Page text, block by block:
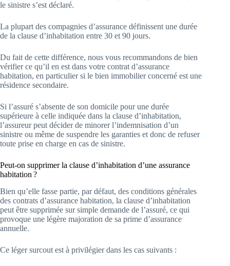
le sinistre s’est déclaré.
La plupart des compagnies d’assurance définissent une durée
de la clause d’inhabitation entre 30 et 90 jours.
Du fait de cette différence, nous vous recommandons de bien
vérifier ce qu’il en est dans votre contrat d’assurance
habitation, en particulier si le bien immobilier concerné est une
résidence secondaire.
Si l’assuré s’absente de son domicile pour une durée
supérieure à celle indiquée dans la clause d’inhabitation,
l’assureur peut décider de minorer l’indemnisation d’un
sinistre ou même de suspendre les garanties et donc de refuser
toute prise en charge en cas de sinistre.
Peut-on supprimer la clause d’inhabitation d’une assurance
habitation ?
Bien qu’elle fasse partie, par défaut, des conditions générales
des contrats d’assurance habitation, la clause d’inhabitation
peut être supprimée sur simple demande de l’assuré, ce qui
provoque une légère majoration de sa prime d’assurance
annuelle.
Ce léger surcout est à privilégier dans les cas suivants :